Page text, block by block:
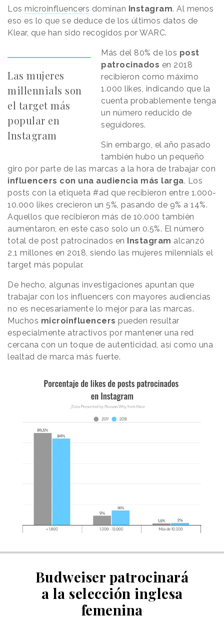
Los microinfluencers dominan Instagram. Al menos
eso es lo que se deduce de los últimos datos de
Klear, que han sido recogidos por WARC.
Las mujeres
millennials son
el target más
popular en
Instagram
Más del 80% de los post
patrocinados en 2018
recibieron como máximo
1.000 likes, indicando que la
cuenta probablemente tenga
un número reducido de
seguidores.
Sin embargo, el año pasado
también hubo un pequeño
giro por parte de las marcas a la hora de trabajar con
influencers con una audiencia más larga. Los
posts con la etiqueta #ad que recibieron entre 1.000-
10.000 likes crecieron un 5%, pasando de 9% a 14%.
Aquellos que recibieron más de 10.000 también
aumentaron, en este caso solo un 0.5%. El número
total de post patrocinados en
Instagram alcanzó
2,1 millones en 2018, siendo las mujeres milennials el
target más popular.
De hecho, algunas investigaciones apuntan que
trabajar con los influencers con mayores audiencias
no es necesariamente lo mejor para las marcas.
Muchos microinfluencers pueden resultar
especialmente atractivos por mantener una red
cercana con un toque de autenticidad, así como una
lealtad de marca más fuerte.
Budweiser patrocinará
a la selección inglesa
femenina